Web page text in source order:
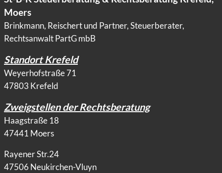
Moers
Brinkmann, Reischert und Partner, Steuerberater,
Rechtsanwalt PartG mbB
Standort Krefeld
Weyerhofstraße 71
47803 Krefeld
Zweigstellen der Rechtsberatung
Haagstraße 18
47441 Moers
Rayener Str.24
47506 Neukirchen-Vluyn